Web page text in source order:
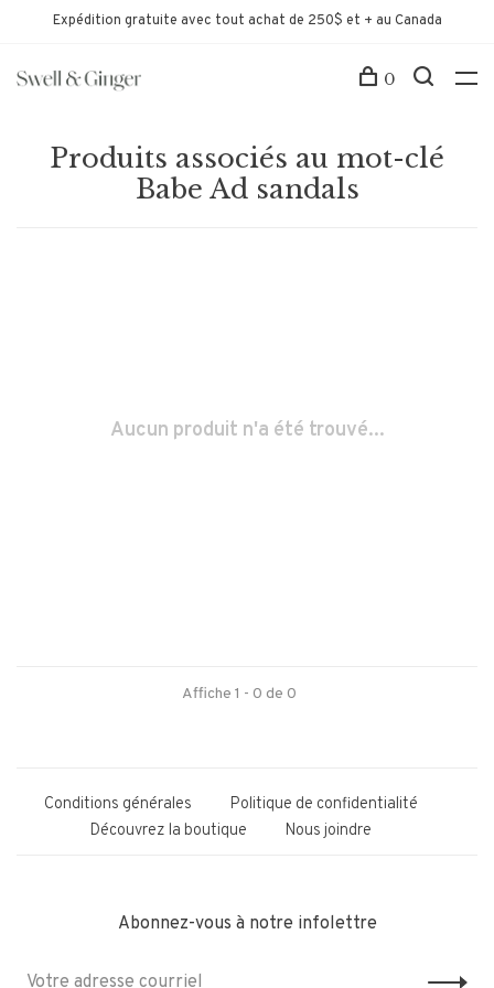
Expédition gratuite avec tout achat de 250$ et + au Canada
0
Produits associés au mot-clé
Babe Ad sandals
Aucun produit n'a été trouvé...
Affiche 1 - 0 de 0
Conditions générales
Politique de confidentialité
Découvrez la boutique
Nous joindre
Abonnez-vous à notre infolettre